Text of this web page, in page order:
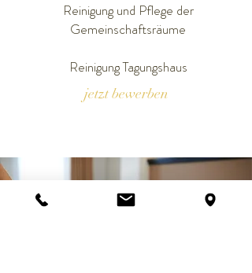
Reinigung und Pflege der
Gemeinschaftsräume
Reinigung Tagungshaus
jetzt bewerben